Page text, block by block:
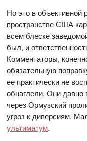
Но это в объективной
пространстве США
всем блеске
был, и
Комментаторы,
обязательную
ее практически не
обнаглели. Они давно
через Ормузский
угроз к диверсиям.
ультиматум.